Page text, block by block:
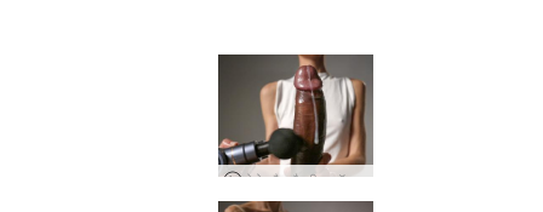
गोरो और जैस्मीन कॉक शॉक थेरेपी